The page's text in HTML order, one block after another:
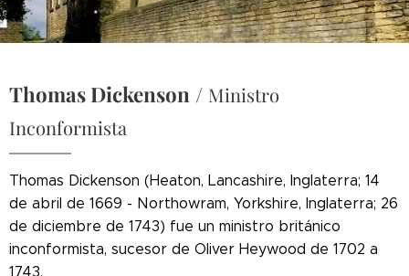
Thomas Dickenson / Ministro
Inconformista
Thomas Dickenson (Heaton, Lancashire, Inglaterra; 14
de abril de 1669 - Northowram, Yorkshire, Inglaterra; 26
de diciembre de 1743) fue un ministro británico
inconformista, sucesor de Oliver Heywood de 1702 a
1743.